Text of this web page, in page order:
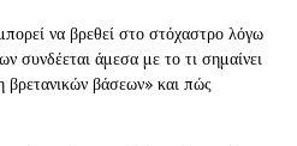
να βρεθεί στο στόχαστρο λόγω
συνδέεται άμεσα με το τι σημαίνει
βρετανικών βάσεων» και πώς